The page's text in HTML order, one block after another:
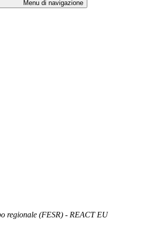
Menu di navigazione
regionale (FESR) - REACT EU